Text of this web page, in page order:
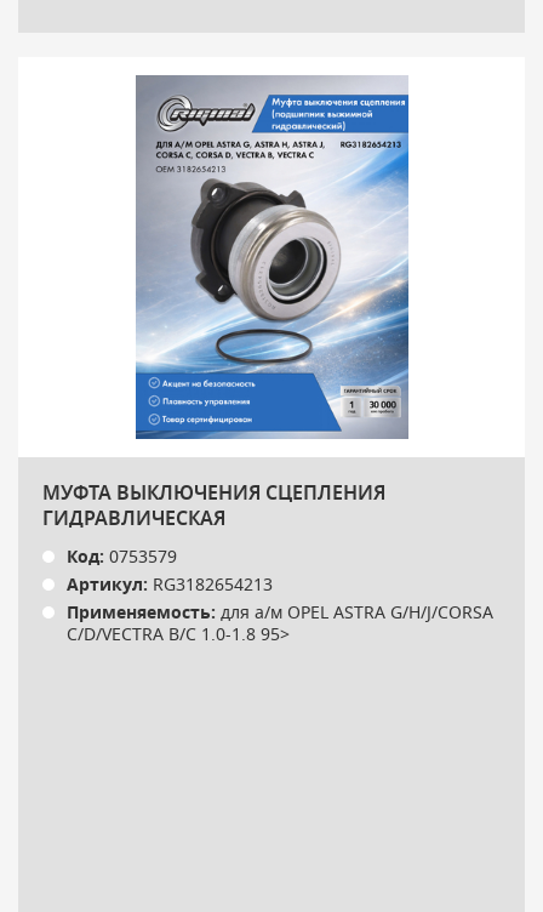
МУФТА ВЫКЛЮЧЕНИЯ СЦЕПЛЕНИЯ
ГИДРАВЛИЧЕСКАЯ
Код: 0753579
Артикул: RG3182654213
Применяемость: для а/м OPEL ASTRA G/H/J/CORSA
C/D/VECTRA B/C 1.0-1.8 95>